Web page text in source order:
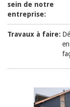
sein de notre
entreprise:
Travaux à faire: